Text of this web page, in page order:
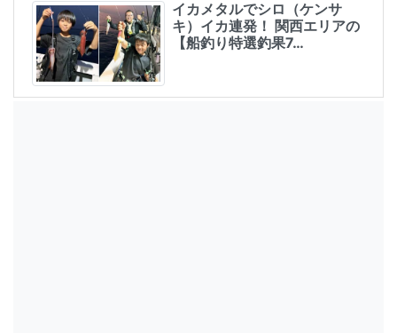
イカメタルでシロ（ケンサ
キ）イカ連発！ 関西エリアの
【船釣り特選釣果7…